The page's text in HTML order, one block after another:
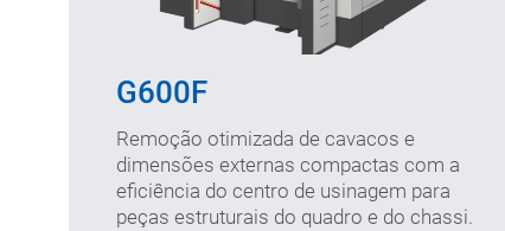
G600F
Remoção otimizada de cavacos e
dimensões externas compactas com a
eficiência do centro de usinagem para
peças estruturais do quadro e do chassi.
Velocidades (máx
.): 95/60/50
no eixo X/Y/Z (m/min)
Diâmetro de interferência: 2.220
(mm)